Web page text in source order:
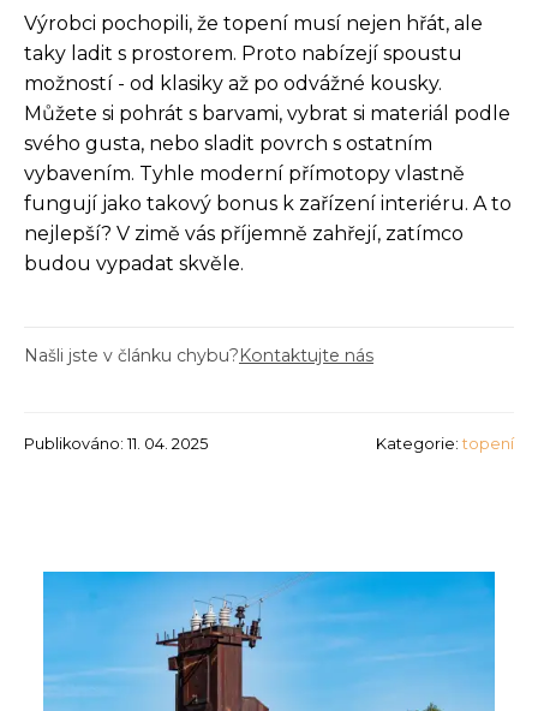
Výrobci pochopili, že topení musí nejen hřát, ale
taky ladit s prostorem. Proto nabízejí spoustu
možností - od klasiky až po odvážné kousky.
Můžete si pohrát s barvami, vybrat si materiál podle
svého gusta, nebo sladit povrch s ostatním
vybavením. Tyhle moderní přímotopy vlastně
fungují jako takový bonus k zařízení interiéru. A to
nejlepší? V zimě vás příjemně zahřejí, zatímco
budou vypadat skvěle.
Našli jste v článku chybu?Kontaktujte nás
Publikováno: 11. 04. 2025 Kategorie: topení